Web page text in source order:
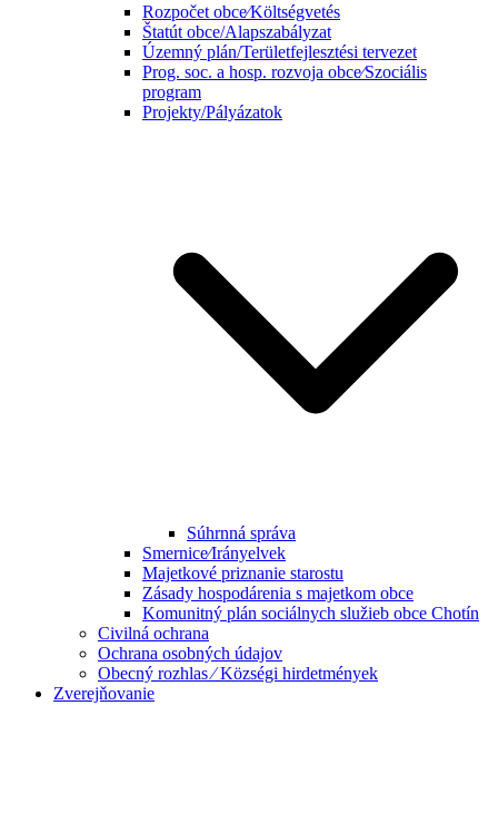
Rozpočet obce⁄Költségvetés
Štatút obce/Alapszabályzat
Územný plán/Területfejlesztési tervezet
Prog. soc. a hosp. rozvoja obce⁄Szociális
program
Projekty/Pályázatok
Súhrnná správa
Smernice⁄Irányelvek
Majetkové priznanie starostu
Zásady hospodárenia s majetkom obce
Komunitný plán sociálnych služieb obce Chotín
Civilná ochrana
Ochrana osobných údajov
Obecný rozhlas ⁄ Községi hirdetmények
Zverejňovanie